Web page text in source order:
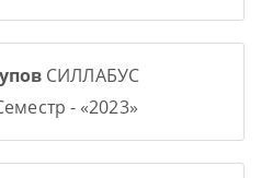
СИЛЛАБУС
- «2023»